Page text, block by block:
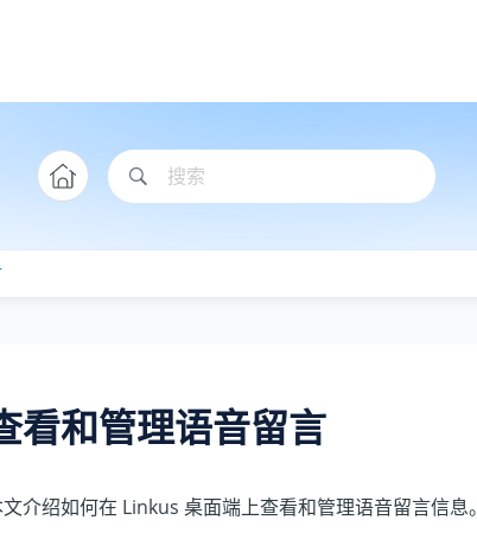
看和管理语音留言
介绍如何在 Linkus 桌面端上查看和管理语音留言信息。